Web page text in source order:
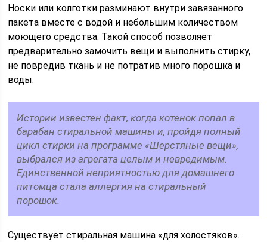
Носки или колготки разминают внутри завязанного
пакета вместе с водой и небольшим количеством
моющего средства. Такой способ позволяет
предварительно замочить вещи и выполнить стирку,
не повредив ткань и не потратив много порошка и
воды.
Истории известен факт, когда котенок попал в
барабан стиральной машины и, пройдя полный
цикл стирки на программе «Шерстяные вещи»,
выбрался из агрегата целым и невредимым.
Единственной неприятностью для домашнего
питомца стала аллергия на стиральный
порошок.
Существует стиральная машина «для холостяков».